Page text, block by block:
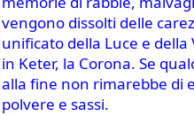
vengono dissolti delle
unificato della Luce e
in Keter, la Corona. Se
alla fine non rimarebbe di
polvere e sassi.